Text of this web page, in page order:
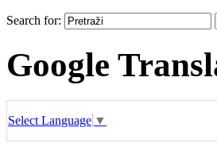
Search for:
Google
Select Language ▼